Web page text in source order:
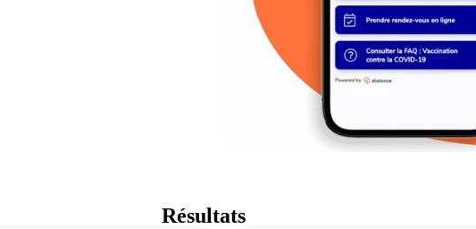
Résultats